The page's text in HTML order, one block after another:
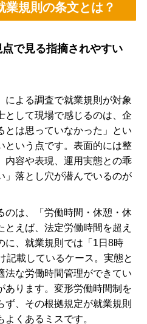
業規則の条文とは？
で見る指摘されやすい
による調査で就業規則が対象
として現場で感じるのは、企
とは思っていなかった」とい
という点です。表面的には整
内容や表現、運用実態との乖
」落とし穴が潜んでいるのが
のは、「労働時間・休憩・休
とえば、法定労働時間を超え
に、就業規則では「1日8時
記載しているケース。実態と
法な労働時間管理ができてい
あります。変形労働時間制を
、その根拠規定が就業規則
くあるミスです。